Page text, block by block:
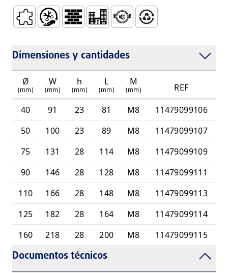
Dimensiones y cantidades
Ø
(mm)
W
(mm)
h
(mm)
L
(mm)
M
(mm)
REF
40
91 23 81 M8
11479099106
50
100 23 89 M8
11479099107
75
131 28 114 M8
11479099109
90
146 28 128 M8
11479099111
110
166 28 148 M8
11479099113
125
182 28 164 M8
11479099114
160
218 28 200 M8 11479099115
Documentos técnicos